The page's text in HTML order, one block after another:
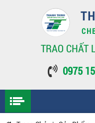
TRAO CHẤT
0975